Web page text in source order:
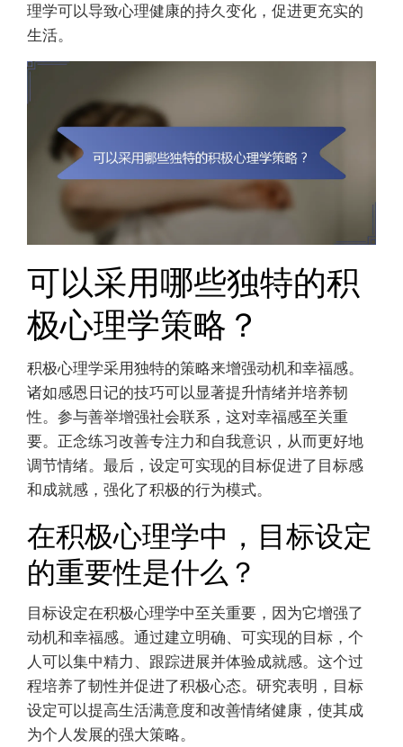
理学可以导致心理健康的持久变化，促进更充实的
生活。
可以采用哪些独特的积
极心理学策略？
积极心理学采用独特的策略来增强动机和幸福感。
诸如感恩日记的技巧可以显著提升情绪并培养韧
性。参与善举增强社会联系，这对幸福感至关重
要。正念练习改善专注力和自我意识，从而更好地
调节情绪。最后，设定可实现的目标促进了目标感
和成就感，强化了积极的行为模式。
在积极心理学中，目标设定
的重要性是什么？
目标设定在积极心理学中至关重要，因为它增强了
动机和幸福感。通过建立明确、可实现的目标，个
人可以集中精力、跟踪进展并体验成就感。这个过
程培养了韧性并促进了积极心态。研究表明，目标
设定可以提高生活满意度和改善情绪健康，使其成
为个人发展的强大策略。